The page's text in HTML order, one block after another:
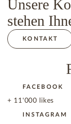
Unsere
stehen
KONTAKT
FACEBOOK
+ 11'000 likes
INSTAGRAM